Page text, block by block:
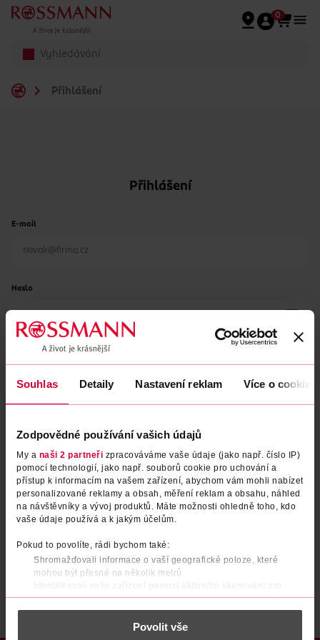
Souhlas Detaily Nastavení reklam Více o cookies
Zodpovědné používání vašich údajů
My a naši 2 partneři zpracováváme vaše údaje (jako např. číslo IP)
pomocí technologií, jako např. souborů cookie pro uchování a
přístup k informacím na vašem zařízení, abychom vám mohli nabízet
personalizované reklamy a obsah, měření reklam a obsahu, náhled
na návštěvníky a vývoj produktů. Máte možnosti ohledně toho, kdo
vaše údaje používá a k jakým účelům.
Pokud to povolíte, rádi bychom také:
Shromažďovali informace o vaší geografické poloze, které
mohou být přesné na několik metrů
Identifikovali vaše zařízení pomocí aktivního skenování pro
konkrétní charakteristiky (otisk prstu)
Zjistěte více o tom, jak zpracováváme vaše osobní údaje, a nastavte
části s podrobnostmi . Svůj souhlas můžete kdykoliv
Povolit vše
Přeskočit na hlavmní obsah
0
Přihlášení
Přihlášení
E-mail
Heslo
Zapomenuté heslo
PŘIHLÁSIT SE
Po registraci se stáváte členem ROSSMANN CLUBu a můžete čerpat výhody naplno. Zjistit více